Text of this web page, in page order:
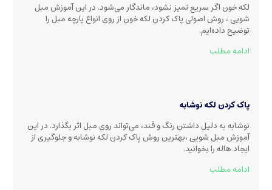
لکه خون اگر سریع تمیز نشود، ماندگار می‌شود. در این آموزش مبل
شویی ، روش اصولی پاک کردن لکه خون از روی انواع پارچه مبل را
توضیح داده‌ایم.
ادامه مطلب
پاک کردن لکه نوشابه
نوشابه به دلیل داشتن رنگ و قند، می‌تواند روی مبل اثر بگذارد. در این
آموزش مبل شویی ،بهترین روش پاک کردن لکه نوشابه و جلوگیری از
ایجاد هاله را بخوانید.
ادامه مطلب